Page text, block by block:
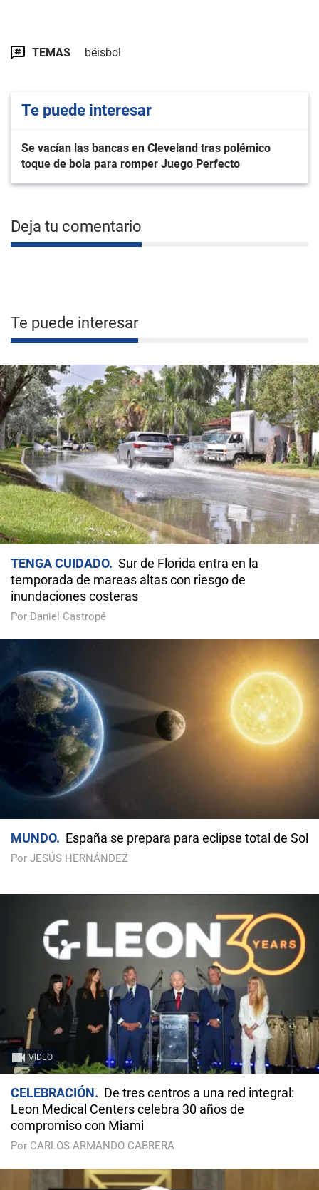
TEMAS béisbol
Te puede interesar
Se vacían las bancas en Cleveland tras polémico
toque de bola para romper Juego Perfecto
Deja tu comentario
Te puede interesar
TENGA CUIDADO
Sur de Florida entra en la
temporada de mareas altas con riesgo de
inundaciones costeras
Por Daniel Castropé
MUNDO España se prepara para eclipse total de Sol
Por JESÚS HERNÁNDEZ
VIDEO
CELEBRACIÓN
De tres centros a una red integral:
Leon Medical Centers celebra 30 años de
compromiso con Miami
Por CARLOS ARMANDO CABRERA